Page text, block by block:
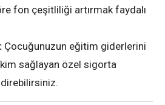
fon çeşitliliği artırmak faydalı
Çocuğunuzun eğitim giderlerini
sağlayan özel sigorta